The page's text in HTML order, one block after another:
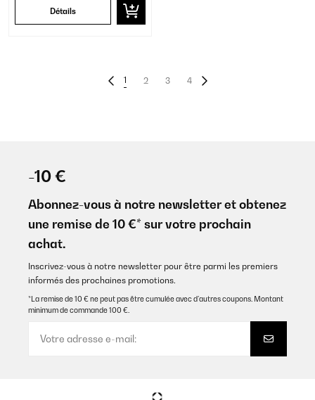
Détails
1 2 3 4
-10 €
Abonnez-vous à notre newsletter et obtenez
une remise de 10 €* sur votre prochain
achat.
Inscrivez-vous à notre newsletter pour être parmi les premiers
informés des prochaines promotions.
*La remise de 10 € ne peut pas être cumulée avec d’autres coupons. Montant
minimum de commande 100 €.